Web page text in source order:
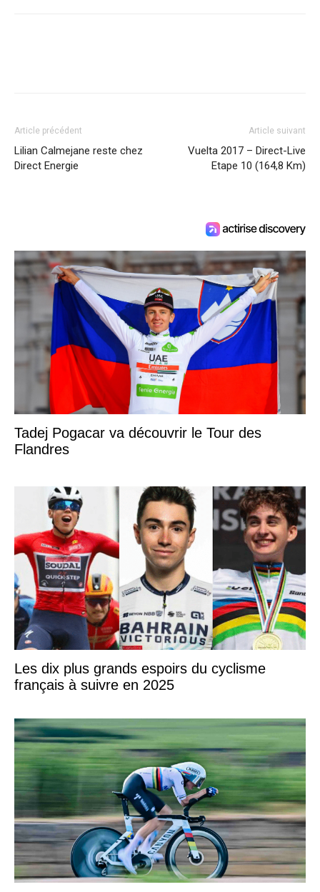
Article précédent
Lilian Calmejane reste chez
Direct Energie
Article suivant
Vuelta 2017 – Direct-Live
Etape 10 (164,8 Km)
Tadej Pogacar va découvrir le Tour des
Flandres
Les dix plus grands espoirs du cyclisme
français à suivre en 2025